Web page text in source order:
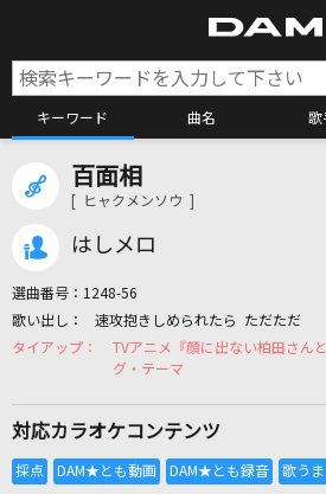
キーワード 曲名 歌
カラオケリクエ
全国りれき
リアルタイムで歌われてい
百面相
[ ヒャクメンソウ ]
はしメロ
選曲番号： 1248-56
速攻抱きしめられたら ただただ
TVアニメ『顔に出ない柏田さん
グ・テーマ
対応カラオケコンテンツ